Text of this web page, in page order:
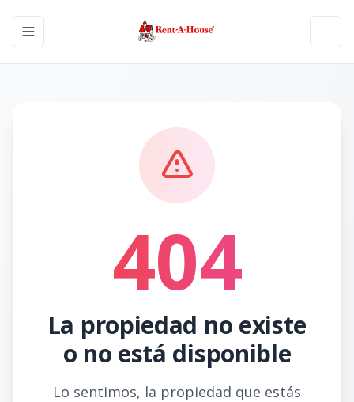
Toggle navigation menu
404
La propiedad no existe
o no está disponible
Lo sentimos, la propiedad que estás